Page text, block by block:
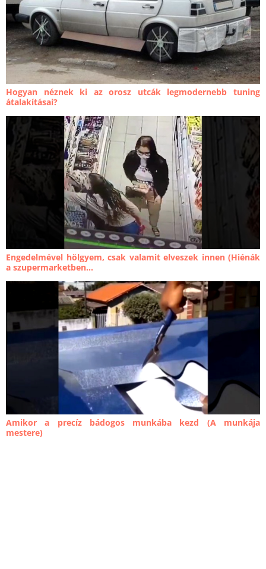
Hogyan néznek ki az orosz utcák legmodernebb tuning
átalakításai?
Engedelmével hölgyem, csak valamit elveszek innen (Hiénák
a szupermarketben...
Amikor a precíz bádogos munkába kezd (A munkája
mestere)